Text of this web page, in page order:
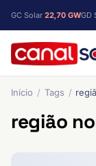
GC Solar 22,70 GWGD
Início Tags
região